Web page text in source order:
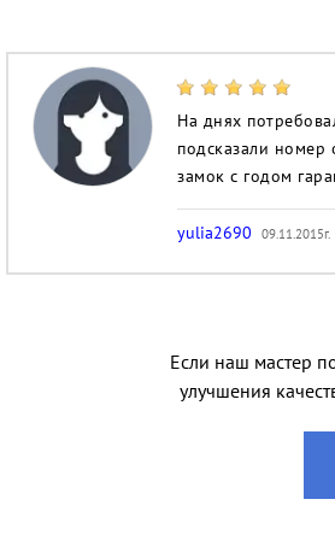
На днях
подсказали номер
замок с годом
yulia2690 09.11.2015г.
Если наш мастер
улучшения